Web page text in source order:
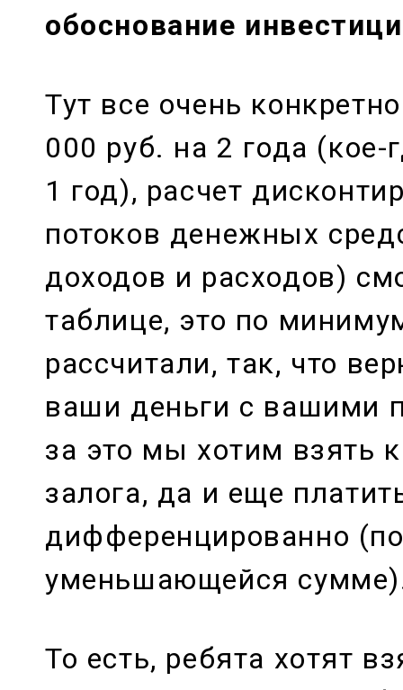
обоснование
Тут все очень
000 руб. на 2 года (кое-
1 год), расчет
потоков денежных
доходов и расходов)
таблице, это по
рассчитали, так, что
ваши деньги с вашими
за это мы хотим взять
залога, да и еще
дифференцированно
уменьшающейся
То есть, ребята хотят